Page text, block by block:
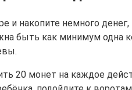
и накопите немного
быть как минимум одна
20 монет на каждое